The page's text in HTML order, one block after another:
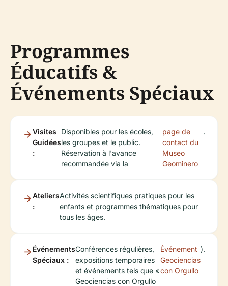
Programmes
Éducatifs &
Événements Spéciaux
Visites
Guidées
:
Disponibles pour les écoles,
les groupes et le public.
Réservation à l'avance
recommandée via la
page de
contact du
Museo
Geominero
.
Ateliers
:
Activités scientifiques pratiques pour les
enfants et programmes thématiques pour
tous les âges.
Événements
Spéciaux :
Conférences régulières,
expositions temporaires
et événements tels que «
Geociencias con Orgullo
Événement
Geociencias
con Orgullo
).